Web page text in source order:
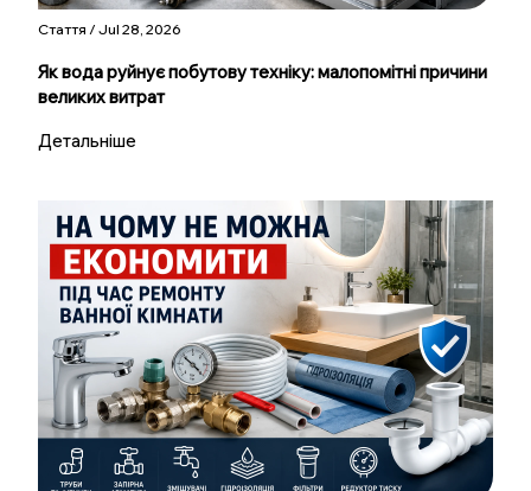
Стаття / Jul 28, 2026
Як вода руйнує побутову техніку: малопомітні причини
великих витрат
Детальніше